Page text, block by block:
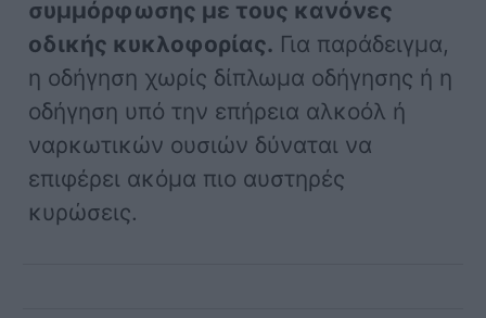
συμμόρφωσης με τους κανόνες
οδικής κυκλοφορίας. Για παράδειγμα,
η οδήγηση χωρίς δίπλωμα οδήγησης ή η
οδήγηση υπό την επήρεια αλκοόλ ή
ναρκωτικών ουσιών δύναται να
επιφέρει ακόμα πιο αυστηρές
κυρώσεις.